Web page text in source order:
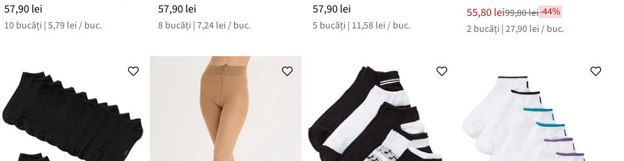
57,90 lei
10 bucăți | 5,79 lei / buc.
57,90 lei
8 bucăți | 7,24 lei / buc.
57,90 lei
5 bucăți | 11,58 lei / buc.
Noul
preț
este
55,80 lei
Reducere
de
99,80 lei-44%
2 bucăți | 27,90 lei / buc.